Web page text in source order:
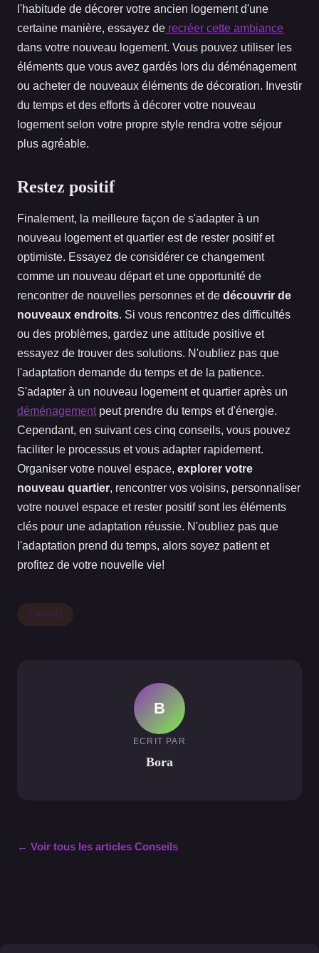
l'habitude de décorer votre ancien logement d'une
certaine manière, essayez de recréer cette ambiance
dans votre nouveau logement. Vous pouvez utiliser les
éléments que vous avez gardés lors du déménagement
ou acheter de nouveaux éléments de décoration. Investir
du temps et des efforts à décorer votre nouveau
logement selon votre propre style rendra votre séjour
plus agréable.
Restez positif
Finalement, la meilleure façon de s'adapter à un
nouveau logement et quartier est de rester positif et
optimiste. Essayez de considérer ce changement
comme un nouveau départ et une opportunité de
rencontrer de nouvelles personnes et de découvrir de
nouveaux endroits. Si vous rencontrez des difficultés
ou des problèmes, gardez une attitude positive et
essayez de trouver des solutions. N'oubliez pas que
l'adaptation demande du temps et de la patience.
S'adapter à un nouveau logement et quartier après un
déménagementpeut prendre du temps et d'énergie.
Cependant, en suivant ces cinq conseils, vous pouvez
faciliter le processus et vous adapter rapidement.
Organiser votre nouvel espace, explorer votre
nouveau quartier, rencontrer vos voisins, personnaliser
votre nouvel espace et rester positif sont les éléments
clés pour une adaptation réussie. N'oubliez pas que
l'adaptation prend du temps, alors soyez patient et
profitez de votre nouvelle vie!
Conseils
B
ECRIT PAR
Bora
← Voir tous les articles Conseils